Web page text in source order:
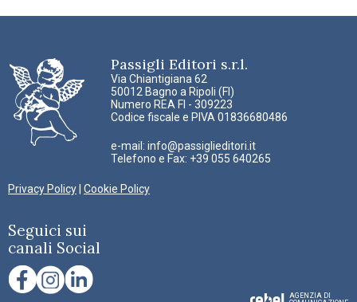
Passigli Editori s.r.l.
Via Chiantigiana 62
50012 Bagno a Ripoli (FI)
Numero REA FI - 309223
Codice fiscale e PIVA 01836680486
e-mail: info@passiglieditori.it
Telefono e Fax: +39 055 640265
Privacy Policy Cookie Policy
Seguici sui
canali Social
AGENZIA DI